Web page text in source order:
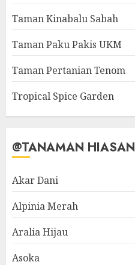
Taman Kinabalu Sabah
Taman Paku Pakis UKM
Taman Pertanian Tenom
Tropical Spice Garden
@TANAMAN HIASAN
Akar Dani
Alpinia Merah
Aralia Hijau
Asoka